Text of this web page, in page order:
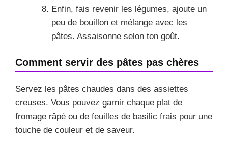
Enfin, fais revenir les légumes, ajoute un
peu de bouillon et mélange avec les
pâtes. Assaisonne selon ton goût.
Comment servir des pâtes pas chères
Servez les pâtes chaudes dans des assiettes
creuses. Vous pouvez garnir chaque plat de
fromage râpé ou de feuilles de basilic frais pour une
touche de couleur et de saveur.